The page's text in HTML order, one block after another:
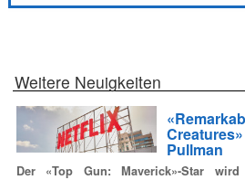
Weitere Neuigkeiten
Pullman
Der «Top Gun: Maverick»-Star